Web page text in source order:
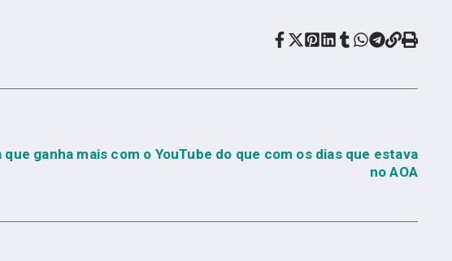
que ganha mais com o YouTube do que com os dias que estava
no AOA